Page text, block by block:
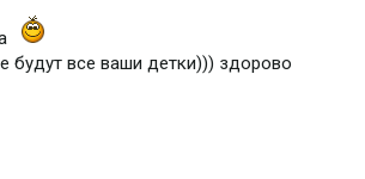
будут все ваши детки))) здорово